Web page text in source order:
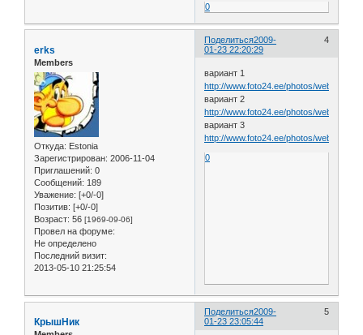
0
Поделиться 4
2009-
01-23 22:20:29
erks
Members
Откуда: Estonia
Зарегистрирован: 2006-11-04
Приглашений: 0
Сообщений: 189
Уважение: [+0/-0]
Позитив: [+0/-0]
Возраст: 56 [1969-09-06]
Провел на форуме:
Не определено
Последний визит:
2013-05-10 21:25:54
вариант 1
http://www.foto24.ee/photos/web/T/
вариант 2
http://www.foto24.ee/photos/web/T/
вариант 3
http://www.foto24.ee/photos/web/T/
0
Поделиться 5
2009-
01-23 23:05:44
КрышНик